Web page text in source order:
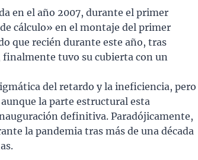
en el año 2007, durante el primer
cálculo» en el montaje del primer
que recién durante este año, tras
finalmente tuvo su cubierta con un
del retardo y la ineficiencia, pero
la parte estructural esta
definitiva. Paradójicamente,
la pandemia tras más de una década